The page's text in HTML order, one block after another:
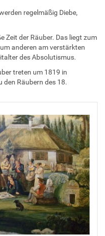
regelmäßig Diebe,
Zeit der Räuber. Das liegt zum
anderen am verstärkten
des Absolutismus.
treten um 1819 in
den Räubern des 18.